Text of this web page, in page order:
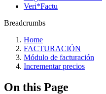
Veri*Factu
Breadcrumbs
Home
FACTURACIÓN
Módulo de facturación
Incrementar precios
On this Page